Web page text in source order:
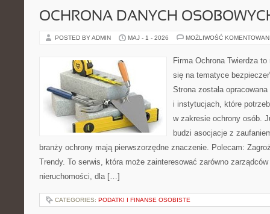
OCHRONA DANYCH
POSTED BY ADMIN MAJ - 1 - 2026 MOŻLIWOŚĆ
Firma Ochrona Twierdza
się na tematyce
Strona została
i instytucjach, które
w zakresie ochrony osób.
budzi asocjacje z
branży ochrony mają pierwszorzędne znaczenie. Polecam:
Trendy. To serwis, która może zainteresować zarówno
nieruchomości, dla […]
CATEGORIES: PODATKI I FINANSE OSOBISTE